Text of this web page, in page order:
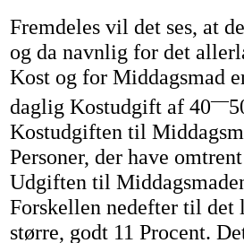
Fremdeles vil det ses, at
og da navnlig for det
Kost og for Middagsmad
daglig Kostudgift af 40—
Kostudgiften til
Personer, der have
Udgiften til
Forskellen nedefter til det
større, godt 11 Procent.